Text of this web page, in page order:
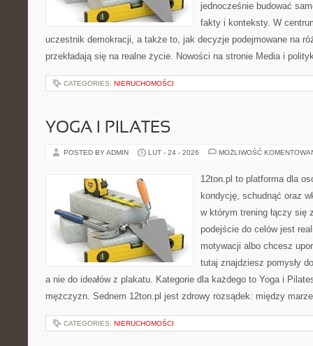
jednocześnie budować
fakty i konteksty. W
uczestnik demokracji, a także to, jak decyzje podejmowane na
przekładają się na realne życie. Nowości na stronie Media i
CATEGORIES: NIERUCHOMOŚCI
YOGA I PILATES
POSTED BY ADMIN LUT - 24 - 2026 MOŻLIWOŚĆ
12ton.pl to platforma dla
kondycję, schudnąć oraz
w którym trening łączy się
podejście do celów jest
motywacji albo chcesz
tutaj znajdziesz pomysły
a nie do ideałów z plakatu. Kategorie dla każdego to Yoga i
mężczyzn. Sednem 12ton.pl jest zdrowy rozsądek: między
CATEGORIES: NIERUCHOMOŚCI